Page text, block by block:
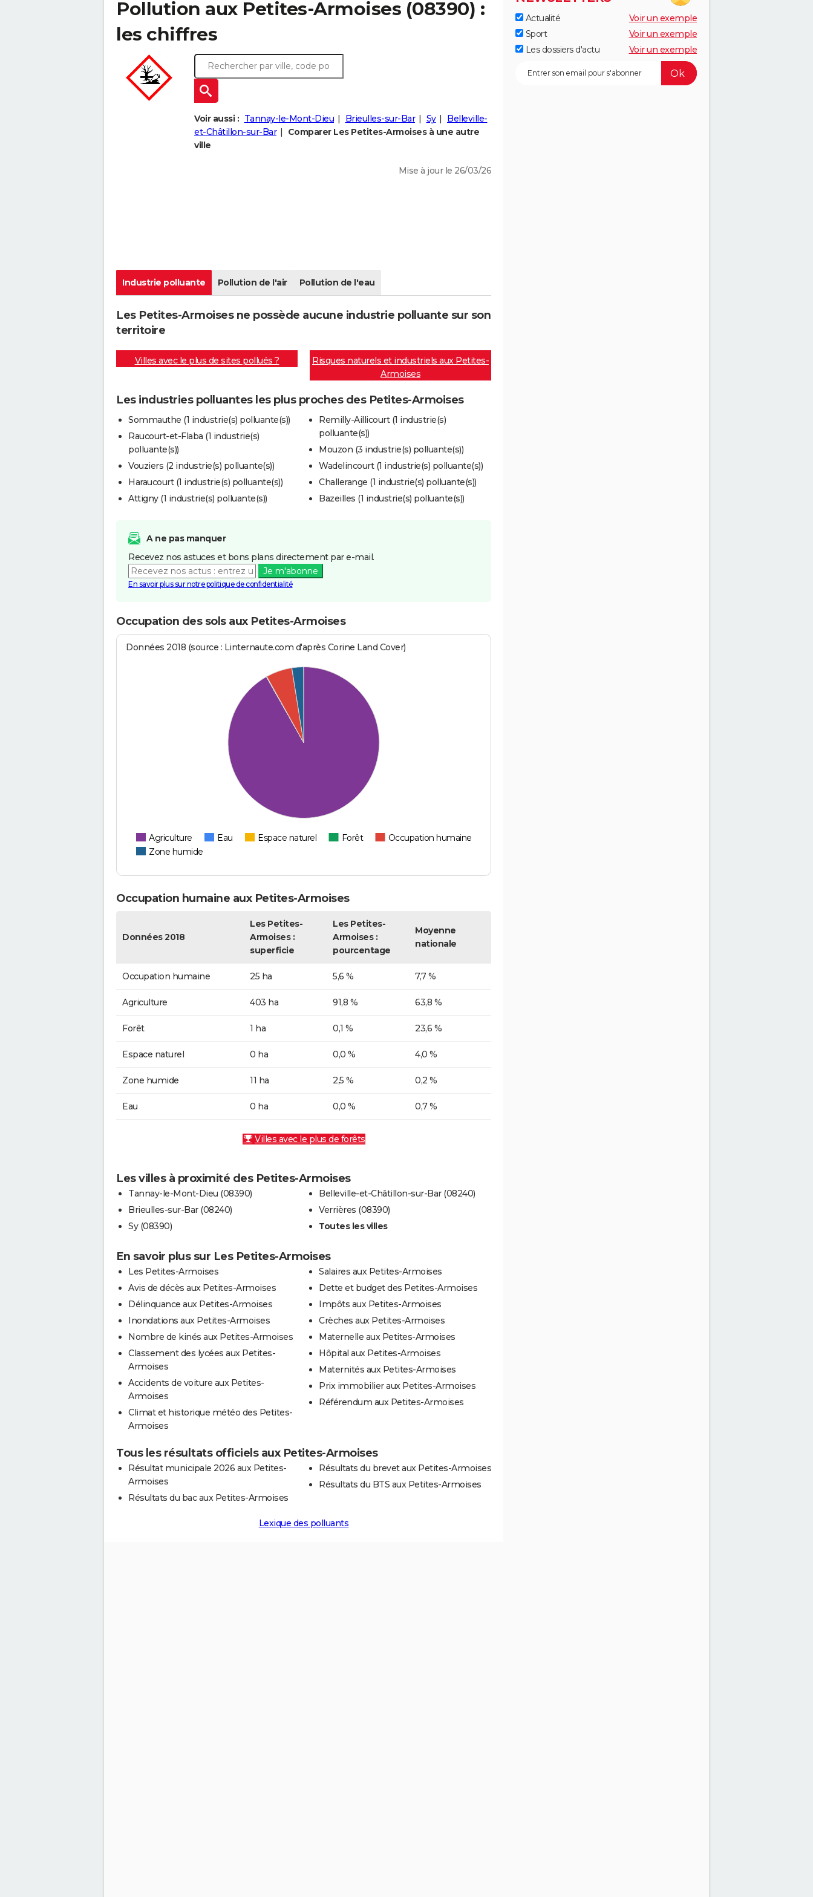
Pollution aux Petites-Armoises (08390) :
les chiffres
Voir aussi : Tannay-le-Mont-Dieu Brieulles-sur-Bar Sy
Belleville-
et-Châtillon-sur-Bar
Comparer Les Petites-Armoises à une autre
ville
Mise à jour le 26/03/26
Industrie polluante Pollution de l'air Pollution de l'eau
Les Petites-Armoises ne possède aucune industrie polluante sur son
territoire
Villes avec le plus de sites pollués ?
Risques naturels et industriels aux Petites-
Armoises
Les industries polluantes les plus proches des Petites-Armoises
Sommauthe (1 industrie(s) polluante(s))
Raucourt-et-Flaba (1 industrie(s)
polluante(s))
Vouziers (2 industrie(s) polluante(s))
Haraucourt (1 industrie(s) polluante(s))
Attigny (1 industrie(s) polluante(s))
Remilly-Aillicourt (1 industrie(s)
polluante(s))
Mouzon (3 industrie(s) polluante(s))
Wadelincourt (1 industrie(s) polluante(s))
Challerange (1 industrie(s) polluante(s))
Bazeilles (1 industrie(s) polluante(s))
A ne pas manquer
Recevez nos astuces et bons plans directement par e-mail.
Je m'abonne
En savoir plus sur notre politique de confidentialité
Occupation des sols aux Petites-Armoises
Données 2018 (source : Linternaute.com d'après Corine Land Cover)
Agriculture Eau Espace naturel Forêt
Occupation humaine
Zone humide
Occupation humaine aux Petites-Armoises
Données 2018
Les Petites-
Armoises :
superficie
Les Petites-
Armoises :
pourcentage
Moyenne
nationale
Occupation humaine 25 ha 5,6 % 7,7 %
Agriculture 403 ha 91,8 % 63,8 %
Forêt 1 ha 0,1 % 23,6 %
Espace naturel 0 ha 0,0 % 4,0 %
Zone humide 11 ha 2,5 % 0,2 %
Eau 0 ha 0,0 % 0,7 %
Villes avec le plus de forêts
Les villes à proximité des Petites-Armoises
Tannay-le-Mont-Dieu (08390)
Brieulles-sur-Bar (08240)
Sy (08390)
Belleville-et-Châtillon-sur-Bar (08240)
Verrières (08390)
Toutes les villes
En savoir plus sur Les Petites-Armoises
Les Petites-Armoises
Avis de décès aux Petites-Armoises
Délinquance aux Petites-Armoises
Inondations aux Petites-Armoises
Nombre de kinés aux Petites-Armoises
Classement des lycées aux Petites-
Armoises
Accidents de voiture aux Petites-
Armoises
Climat et historique météo des Petites-
Armoises
Salaires aux Petites-Armoises
Dette et budget des Petites-Armoises
Impôts aux Petites-Armoises
Crèches aux Petites-Armoises
Maternelle aux Petites-Armoises
Hôpital aux Petites-Armoises
Maternités aux Petites-Armoises
Prix immobilier aux Petites-Armoises
Référendum aux Petites-Armoises
Tous les résultats officiels aux Petites-Armoises
Résultat municipale 2026 aux Petites-
Armoises
Résultats du bac aux Petites-Armoises
Résultats du brevet aux Petites-Armoises
Résultats du BTS aux Petites-Armoises
Lexique des polluants
Actualité
Voir un exemple
Sport
Voir un exemple
Les dossiers d'actu
Voir un exemple